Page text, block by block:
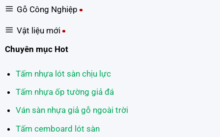
Gỗ Công Nghiệp
Vật liệu mới
Chuyên mục Hot
Tấm nhựa lót sàn chịu lực
Tấm nhựa ốp tường giả đá
Ván sàn nhựa giả gỗ ngoài trời
Tấm cemboard lót sàn